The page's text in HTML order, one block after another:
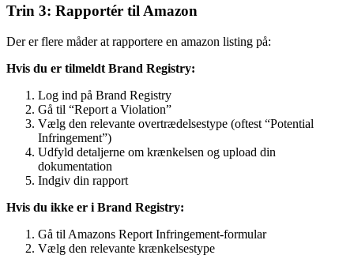
Trin 3: Rapportér til Amazon
Der er flere måder at rapportere en amazon listing på:
Hvis du er tilmeldt Brand Registry:
Log ind på Brand Registry
Gå til “Report a Violation”
Vælg den relevante overtrædelsestype (oftest “Potential
Infringement”)
Udfyld detaljerne om krænkelsen og upload din
dokumentation
Indgiv din rapport
Hvis du ikke er i Brand Registry:
Gå til Amazons Report Infringement-formular
Vælg den relevante krænkelsestype